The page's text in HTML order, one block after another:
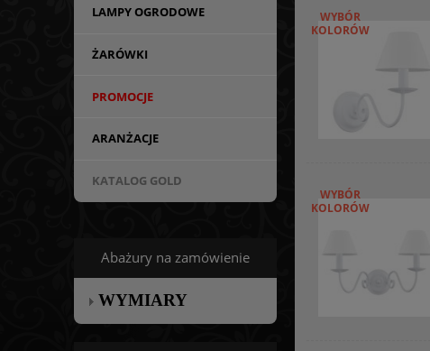
LAMPY OGRODOWE
ŻARÓWKI
PROMOCJE
ARANŻACJE
KATALOG GOLD
Abażury na zamówienie
WYMIARY
WYBÓR
KOLORÓW
WYBÓR
KOLORÓW